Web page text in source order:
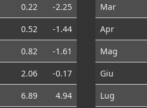
0.22
-2.25
0.52
-1.44
0.82
-1.61
2.06
-0.17
6.89
4.94
Mar
Apr
Mag
Giu
Lug